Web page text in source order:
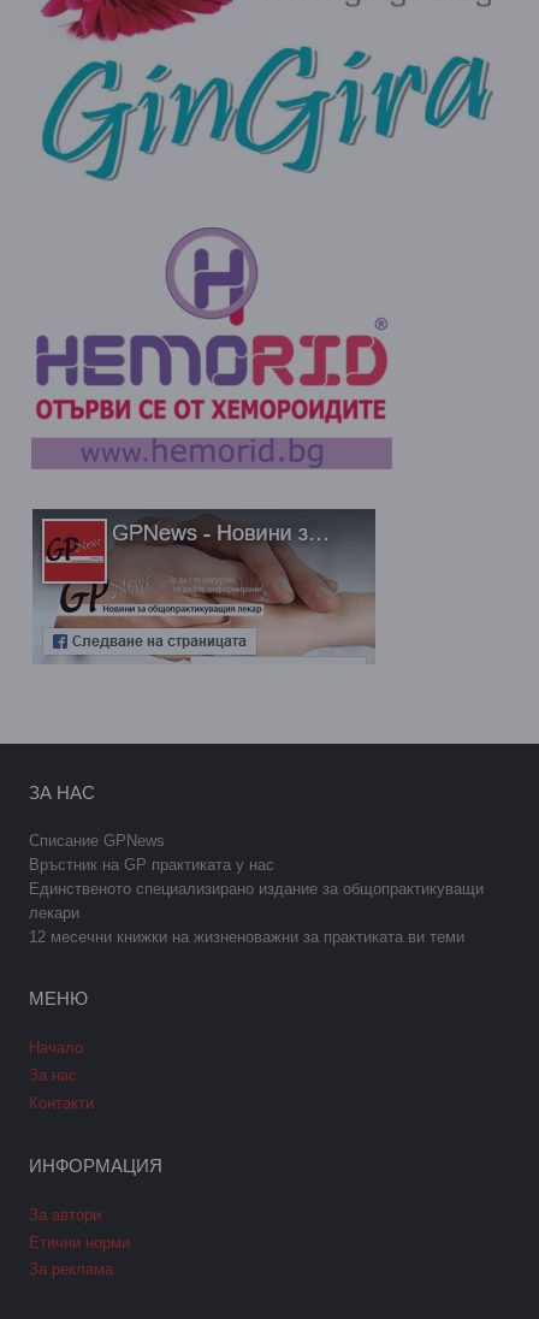
ЗА НАС
Списание GPNews
Връстник на GP практиката у нас
Единственото специализирано издание за общопрактикуващи
лекари
12 месечни книжки на жизненоважни за практиката ви теми
МЕНЮ
Начало
За нас
Контакти
ИНФОРМАЦИЯ
За автори
Етични норми
За реклама